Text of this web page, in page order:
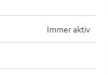
Immer aktiv